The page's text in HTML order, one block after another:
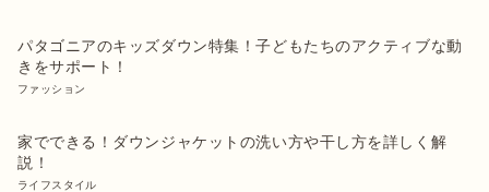
パタゴニアのキッズダウン特集！子どもたちのアクティブな動
きをサポート！
ファッション
家でできる！ダウンジャケットの洗い方や干し方を詳しく解
説！
ライフスタイル